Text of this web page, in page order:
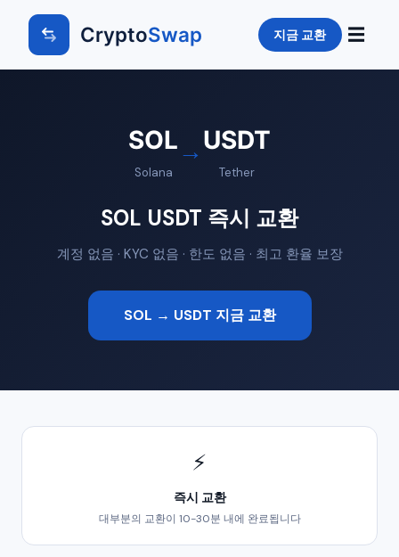
CryptoSwap 지금 교환 ☰
SOL
Solana
→USDT
Tether
SOL USDT 즉시 교환
계정 없음 · KYC 없음 · 한도 없음 · 최고 환율 보장
SOL → USDT 지금 교환
⚡
즉시 교환
대부분의 교환이 10-30분 내에 완료됩니다